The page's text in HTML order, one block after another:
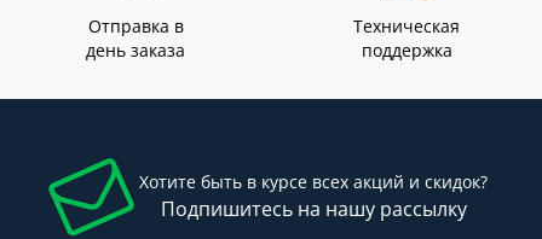
Отправка в
день заказа
Техническая
поддержка
Хотите быть в курсе всех акций и скидок?
Подпишитесь на нашу рассылку